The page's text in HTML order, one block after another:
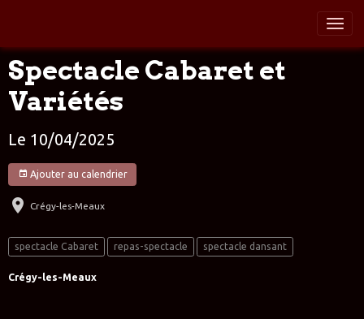
Spectacle Cabaret et
Variétés
Le 10/04/2025
Ajouter au calendrier
Crégy-les-Meaux
spectacle Cabaret repas-spectacle spectacle dansant
Crégy-les-Meaux